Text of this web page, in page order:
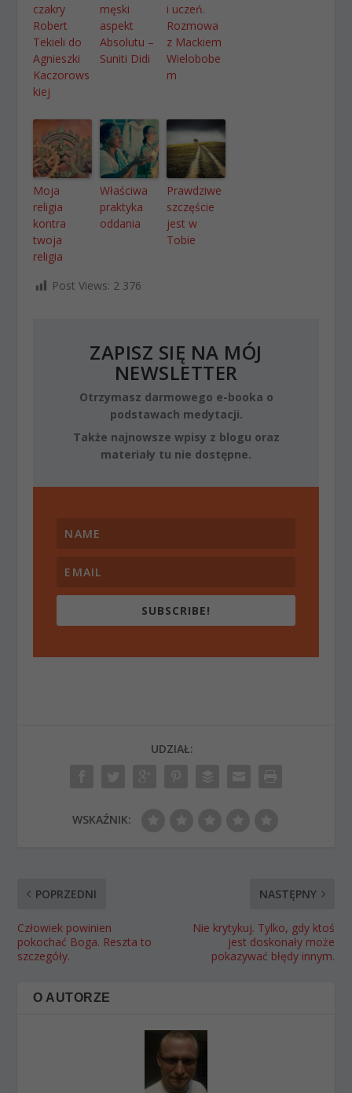
czakry
Robert
Tekieli do
Agnieszki
Kaczorows
kiej
męski
aspekt
Absolutu –
Suniti Didi
i uczeń.
Rozmowa
z Mackiem
Wielobobe
m
Moja
religia
kontra
twoja
religia
Właściwa
praktyka
oddania
Prawdziwe
szczęście
jest w
Tobie
Post Views: 2 376
ZAPISZ SIĘ NA MÓJ
NEWSLETTER
Otrzymasz darmowego e-booka o
podstawach medytacji.
Także najnowsze wpisy z blogu oraz
materiały tu nie dostępne.
SUBSCRIBE!
UDZIAŁ:
WSKAŹNIK:
POPRZEDNI
Człowiek powinien
pokochać Boga. Reszta to
szczegóły.
NASTĘPNY
Nie krytykuj. Tylko, gdy ktoś
jest doskonały może
pokazywać błędy innym.
O AUTORZE